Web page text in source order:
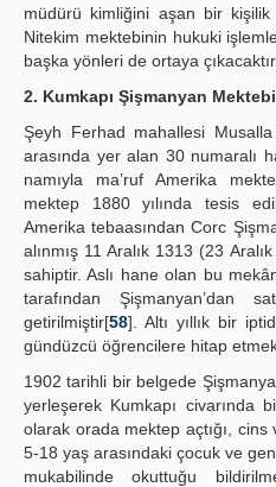
müdürü kimliğini aşan bir kişilik
Nitekim mektebinin hukuki
başka yönleri de ortaya çıkacaktır.
2. Kumkapı Şişmanyan Mektebi
Şeyh Ferhad mahallesi Musalla
arasında yer alan 30 numaralı
namıyla ma’ruf Amerika
mektep 1880 yılında tesis
Amerika tebaasından Corc
alınmış 11 Aralık 1313 (23
sahiptir. Aslı hane olan bu
tarafından Şişmanyan’dan
getirilmiştir[58]. Altı yıllık bir
gündüzcü öğrencilere hitap
1902 tarihli bir belgede
yerleşerek Kumkapı civarında
olarak orada mektep açtığı,
5-18 yaş arasındaki çocuk ve
mukabilinde okuttuğu